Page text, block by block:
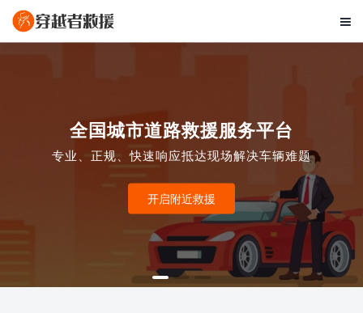

全国城市道路救援服务平台
专业、正规、快速响应抵达现场解决车辆难题
开启附近救援